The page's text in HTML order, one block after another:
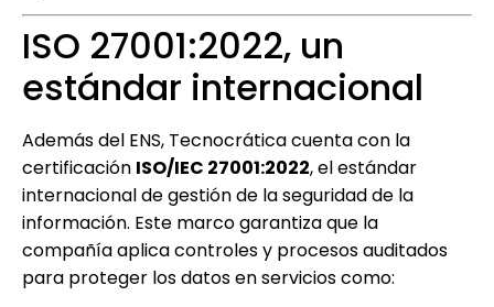
ISO 27001:2022, un
estándar internacional
Además del ENS, Tecnocrática cuenta con la
certificación ISO/IEC 27001:2022, el estándar
internacional de gestión de la seguridad de la
información. Este marco garantiza que la
compañía aplica controles y procesos auditados
para proteger los datos en servicios como: